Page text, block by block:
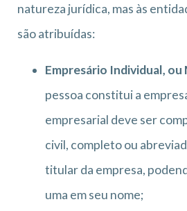
natureza jurídica, mas às
são atribuídas:
Empresário Individual, ou
pessoa constitui a
empresarial deve ser
civil, completo ou
titular da empresa,
uma em seu nome;